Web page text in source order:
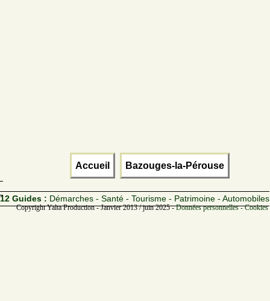
Accueil Bazouges-la-Pérouse
12 Guides : Démarches - Santé - Tourisme - Patrimoine - Automobiles
Copyright Yalta Production - Janvier 2013 / juin 2025 -Données personnelles -